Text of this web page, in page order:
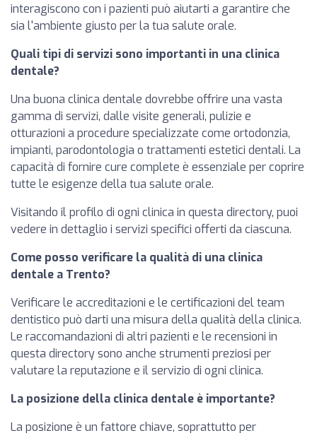
interagiscono con i pazienti può aiutarti a garantire che
sia l'ambiente giusto per la tua salute orale.
Quali tipi di servizi sono importanti in una clinica
dentale?
Una buona clinica dentale dovrebbe offrire una vasta
gamma di servizi, dalle visite generali, pulizie e
otturazioni a procedure specializzate come ortodonzia,
impianti, parodontologia o trattamenti estetici dentali. La
capacità di fornire cure complete è essenziale per coprire
tutte le esigenze della tua salute orale.
Visitando il profilo di ogni clinica in questa directory, puoi
vedere in dettaglio i servizi specifici offerti da ciascuna.
Come posso verificare la qualità di una clinica
dentale a Trento?
Verificare le accreditazioni e le certificazioni del team
dentistico può darti una misura della qualità della clinica.
Le raccomandazioni di altri pazienti e le recensioni in
questa directory sono anche strumenti preziosi per
valutare la reputazione e il servizio di ogni clinica.
La posizione della clinica dentale è importante?
La posizione è un fattore chiave, soprattutto per